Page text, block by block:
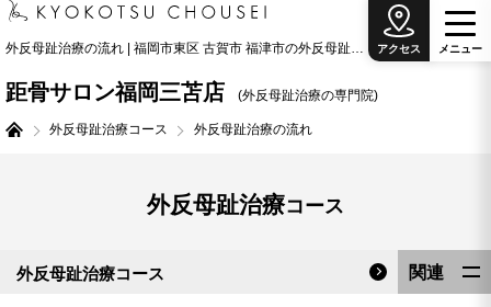
外反母趾治療の流れ | 福岡市東区 古賀市 福津市の外反母趾治療の専門院
距骨サロン福岡三苫店 (外反母趾治療の専門院)
外反母趾治療コース 外反母趾治療の流れ
メニ ュ ー
アクセス
外反母趾治療コース
外反母趾治療コース 関連